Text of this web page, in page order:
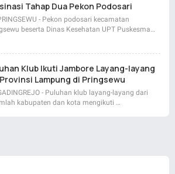
Tahap Dua Pekon Podosari
- Pekon podosari kecamatan
beserta Dinas Kesehatan UPT Puskesma…
Klub Ikuti Jambore Layang-layang
Lampung di Pringsewu
- Puluhan klub layang-layang dari
kabupaten dan kota mengikuti …